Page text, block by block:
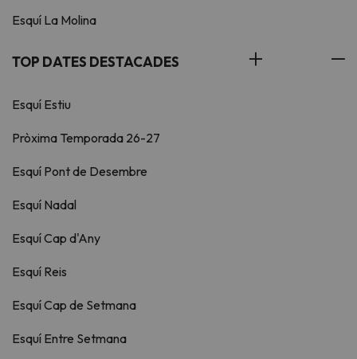
Esquí La Molina
TOP DATES DESTACADES
Esquí Estiu
Pròxima Temporada 26-27
Esquí Pont de Desembre
Esquí Nadal
Esquí Cap d'Any
Esquí Reis
Esquí Cap de Setmana
Esquí Entre Setmana